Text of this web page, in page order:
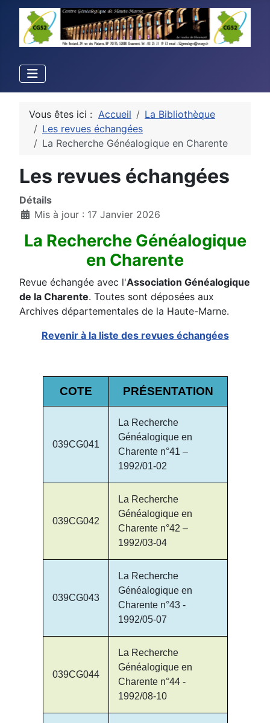
Vous êtes ici : Accueil
La Bibliothèque
Les revues échangées
La Recherche Généalogique en Charente
Les revues échangées
Détails
Mis à jour : 17 Janvier 2026
La Recherche Généalogique
en Charente
Revue échangée avec l'Association Généalogique
de la Charente. Toutes sont déposées aux
Archives départementales de la Haute-Marne.
Revenir à la liste des revues échangées
COTE PRÉSENTATION
039CG041
La Recherche
Généalogique en
Charente n°41 –
1992/01-02
039CG042
La Recherche
Généalogique en
Charente n°42 –
1992/03-04
039CG043
La Recherche
Généalogique en
Charente n°43 -
1992/05-07
039CG044
La Recherche
Généalogique en
Charente n°44 -
1992/08-10